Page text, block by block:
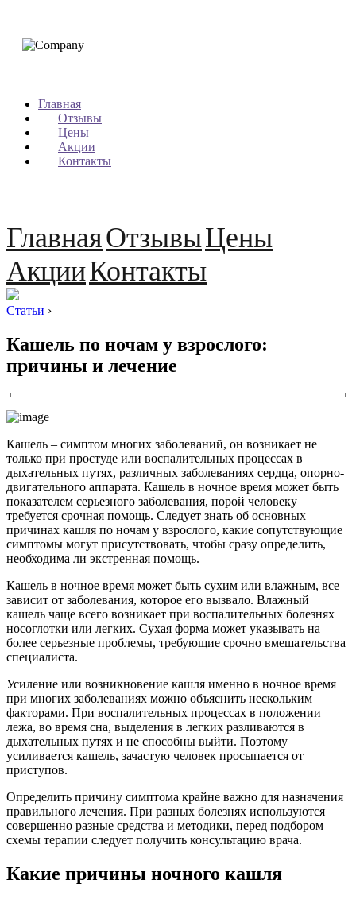
Главная
Отзывы
Цены
Акции
Контакты
ГлавнаяОтзывыЦены
АкцииКонтакты
Статьи ›
Кашель по ночам у взрослого:
причины и лечение
Кашель – симптом многих заболеваний, он возникает не
только при простуде или воспалительных процессах в
дыхательных путях, различных заболеваниях сердца, опорно-
двигательного аппарата. Кашель в ночное время может быть
показателем серьезного заболевания, порой человеку
требуется срочная помощь. Следует знать об основных
причинах кашля по ночам у взрослого, какие сопутствующие
симптомы могут присутствовать, чтобы сразу определить,
необходима ли экстренная помощь.
Кашель в ночное время может быть сухим или влажным, все
зависит от заболевания, которое его вызвало. Влажный
кашель чаще всего возникает при воспалительных болезнях
носоглотки или легких. Сухая форма может указывать на
более серьезные проблемы, требующие срочно вмешательства
специалиста.
Усиление или возникновение кашля именно в ночное время
при многих заболеваниях можно объяснить нескольким
факторами. При воспалительных процессах в положении
лежа, во время сна, выделения в легких разливаются в
дыхательных путях и не способны выйти. Поэтому
усиливается кашель, зачастую человек просыпается от
приступов.
Определить причину симптома крайне важно для назначения
правильного лечения. При разных болезнях используются
совершенно разные средства и методики, перед подбором
схемы терапии следует получить консультацию врача.
Какие причины ночного кашля